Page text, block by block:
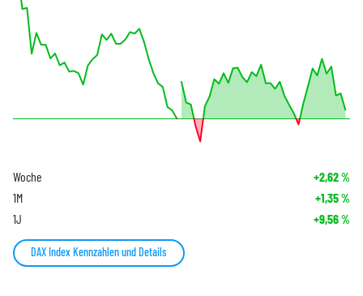
Woche +2,62%
1M +1,35%
1J +9,56%
DAX Index Kennzahlen und Details